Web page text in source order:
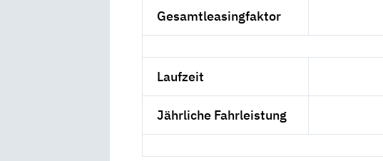
Gesamtleasingfaktor
Laufzeit
Jährliche Fahrleistung